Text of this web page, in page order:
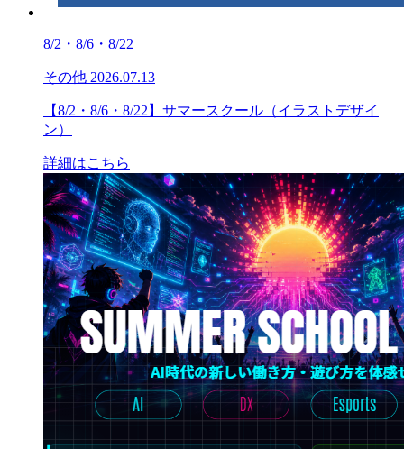
8/2・8/6・8/22
その他 2026.07.13
【8/2・8/6・8/22】サマースクール（イラストデザイ
ン）
詳細はこちら